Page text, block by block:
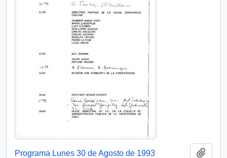
Programa Lunes 30 de Agosto de 1993